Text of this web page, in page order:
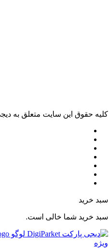
حقوق اين سايت متعلق به
خرید
خرید شما خالی است.